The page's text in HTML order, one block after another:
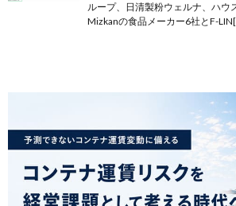
ループ、日清製粉ウェルナ、ハウ
Mizkanの食品メーカー6社とF-